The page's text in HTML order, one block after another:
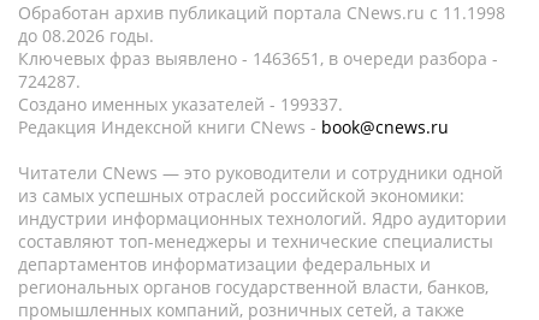
Обработан архив публикаций портала CNews.ru c 11.1998
до 08.2026 годы.
Ключевых фраз выявлено - 1463651, в очереди разбора -
724287.
Создано именных указателей - 199337.
Редакция Индексной книги CNews - book@cnews.ru
Читатели CNews — это руководители и сотрудники одной
из самых успешных отраслей российской экономики:
индустрии информационных технологий. Ядро аудитории
составляют топ-менеджеры и технические специалисты
департаментов информатизации федеральных и
региональных органов государственной власти, банков,
промышленных компаний, розничных сетей, а также